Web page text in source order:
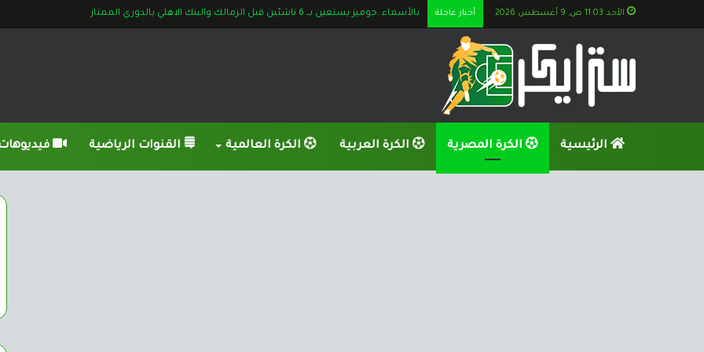
الأحد 11:03 ص, 9 أغسطس 2026 أخبار عاجلة بالأسماء..جوميز يستعين بــ 6 ناشئين قبل الزمالك والبنك الاهلي بالدوري الممتاز
الرئيسية الكرة المصرية الكرة العربية الكرة العالمية القنوات الرياضية